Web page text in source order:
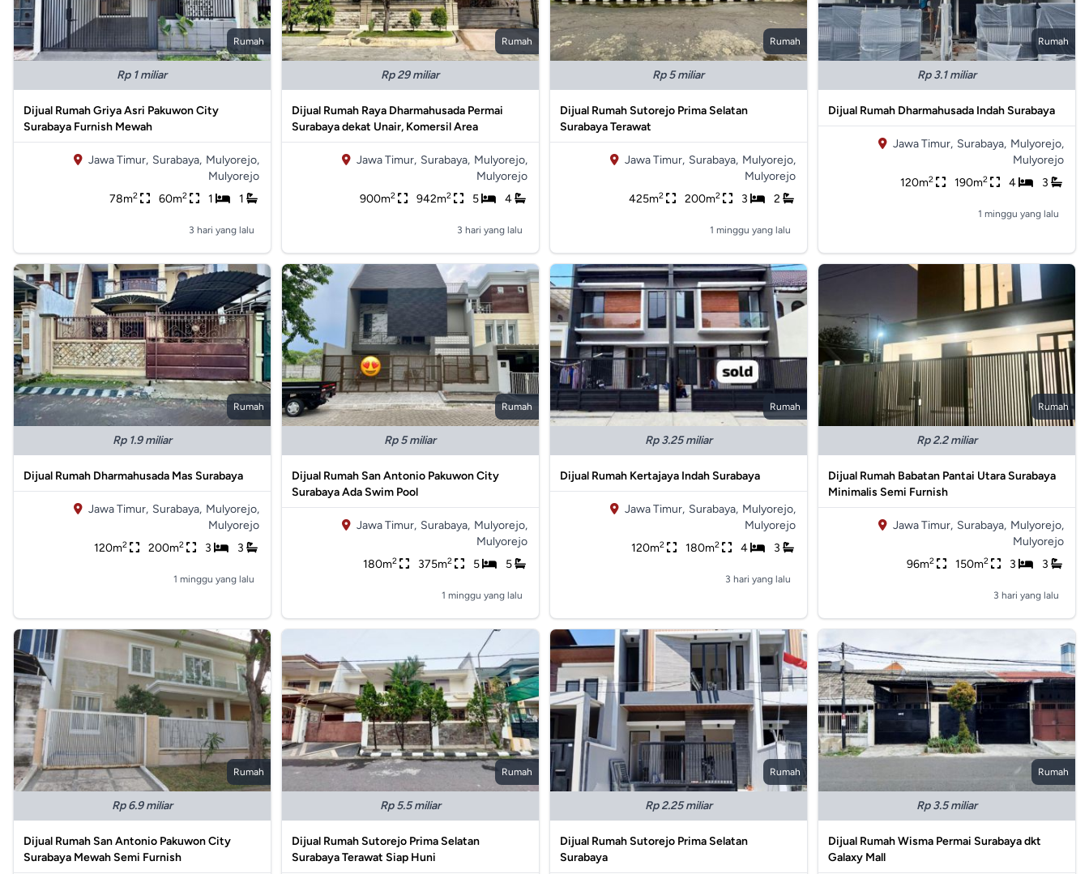
Rumah
Rp 1 miliar
Dijual Rumah Griya Asri Pakuwon City
Surabaya Furnish Mewah
Jawa Timur, Surabaya, Mulyorejo,
Mulyorejo
78m2 60m2 1 1
3 hari yang lalu
Rumah
Rp 29 miliar
Dijual Rumah Raya Dharmahusada Permai
Surabaya dekat Unair, Komersil Area
Jawa Timur, Surabaya, Mulyorejo,
Mulyorejo
900m2 942m2 5 4
3 hari yang lalu
Rumah
Rp 5 miliar
Dijual Rumah Sutorejo Prima Selatan
Surabaya Terawat
Jawa Timur, Surabaya, Mulyorejo,
Mulyorejo
425m2 200m2 3 2
1 minggu yang lalu
Rumah
Rp 3.1 miliar
Dijual Rumah Dharmahusada Indah Surabaya
Jawa Timur, Surabaya, Mulyorejo,
Mulyorejo
120m2 190m2 4 3
1 minggu yang lalu
Rumah
Rp 1.9 miliar
Dijual Rumah Dharmahusada Mas Surabaya
Jawa Timur, Surabaya, Mulyorejo,
Mulyorejo
120m2 200m2 3 3
1 minggu yang lalu
Rumah
Rp 5 miliar
Dijual Rumah San Antonio Pakuwon City
Surabaya Ada Swim Pool
Jawa Timur, Surabaya, Mulyorejo,
Mulyorejo
180m2 375m2 5 5
1 minggu yang lalu
Rumah
Rp 3.25 miliar
Dijual Rumah Kertajaya Indah Surabaya
Jawa Timur, Surabaya, Mulyorejo,
Mulyorejo
120m2 180m2 4 3
3 hari yang lalu
Rumah
Rp 2.2 miliar
Dijual Rumah Babatan Pantai Utara Surabaya
Minimalis Semi Furnish
Jawa Timur, Surabaya, Mulyorejo,
Mulyorejo
96m2 150m2 3 3
3 hari yang lalu
Rumah
Rp 6.9 miliar
Dijual Rumah San Antonio Pakuwon City
Surabaya Mewah Semi Furnish
Rumah
Rp 5.5 miliar
Dijual Rumah Sutorejo Prima Selatan
Surabaya Terawat Siap Huni
Rumah
Rp 2.25 miliar
Dijual Rumah Sutorejo Prima Selatan
Surabaya
Rumah
Rp 3.5 miliar
Dijual Rumah Wisma Permai Surabaya dkt
Galaxy Mall